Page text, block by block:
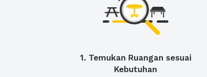
1. Temukan Ruangan sesuai
Kebutuhan